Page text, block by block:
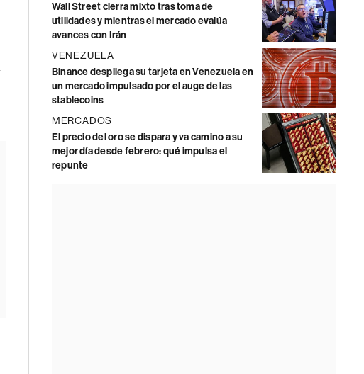
Wall Street cierra mixto tras toma de
utilidades y mientras el mercado evalúa
avances con Irán
VENEZUELA
Binance despliega su tarjeta en Venezuela en
un mercado impulsado por el auge de las
stablecoins
MERCADOS
El precio del oro se dispara y va camino a su
mejor día desde febrero: qué impulsa el
repunte